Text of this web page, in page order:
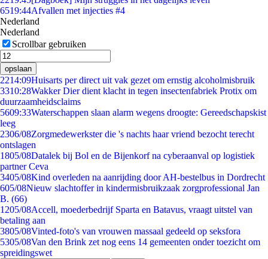
6519:44Afvallen met injecties #4
Nederland
Nederland
Scrollbar gebruiken
opslaan
2214:09Huisarts per direct uit vak gezet om ernstig alcoholmisbruik
3310:28Wakker Dier dient klacht in tegen insectenfabriek Protix om
duurzaamheidsclaims
5609:33Waterschappen slaan alarm wegens droogte: Gereedschapskist
leeg
2306/08Zorgmedewerkster die 's nachts haar vriend bezocht terecht
ontslagen
1805/08Datalek bij Bol en de Bijenkorf na cyberaanval op logistiek
partner Ceva
3405/08Kind overleden na aanrijding door AH-bestelbus in Dordrecht
605/08Nieuw slachtoffer in kindermisbruikzaak zorgprofessional Jan
B. (66)
1205/08Accell, moederbedrijf Sparta en Batavus, vraagt uitstel van
betaling aan
3805/08Vinted-foto's van vrouwen massaal gedeeld op seksfora
5305/08Van den Brink zet nog eens 14 gemeenten onder toezicht om
spreidingswet